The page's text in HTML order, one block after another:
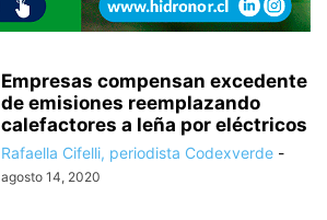
Empresas compensan excedente
de emisiones reemplazando
calefactores a leña por eléctricos
Rafaella Cifelli, periodista Codexverde -
agosto 14, 2020